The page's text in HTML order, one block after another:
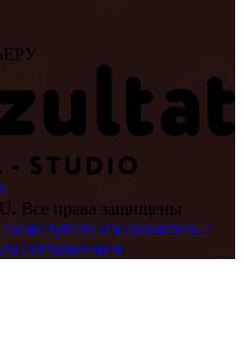
. Все права защищены
Пожалуйста ознакомьтесь с
соглашением